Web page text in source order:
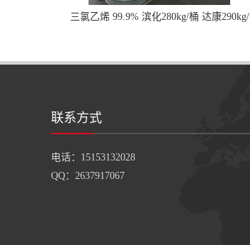
三氯乙烯 99.9% 滨化280kg/桶 达康290kg/
联系方式
电话：15153132028
QQ：2637917067